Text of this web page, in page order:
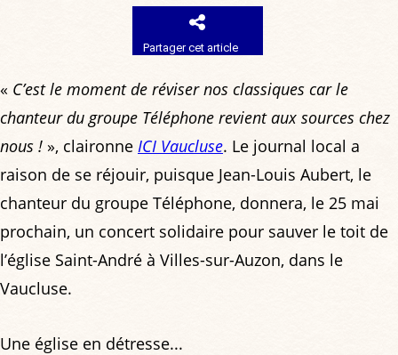
Partager cet article
« C’est le moment de réviser nos classiques car le
chanteur du groupe Téléphone revient aux sources chez
nous ! », claironne ICI Vaucluse. Le journal local a
raison de se réjouir, puisque Jean-Louis Aubert, le
chanteur du groupe Téléphone, donnera, le 25 mai
prochain, un concert solidaire pour sauver le toit de
l’église Saint-André à Villes-sur-Auzon, dans le
Vaucluse.
Une église en détresse...